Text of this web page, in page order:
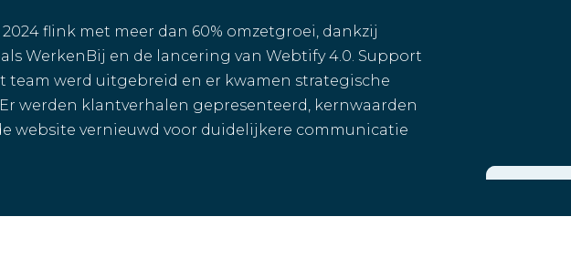
flink met meer dan 60% omzetgroei, dankzij
WerkenBij en de lancering van Webtify 4.0. Support
team werd uitgebreid en er kwamen strategische
werden klantverhalen gepresenteerd, kernwaarden
website vernieuwd voor duidelijkere communicatie